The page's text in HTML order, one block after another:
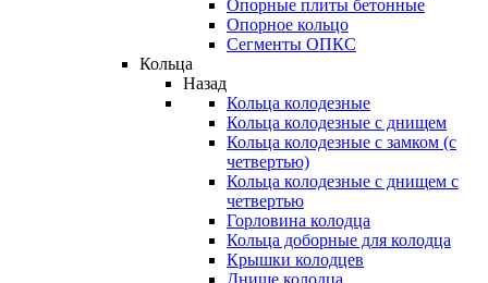
Опорные плиты бетонные
Опорное кольцо
Сегменты ОПКС
Кольца
Назад
Кольца колодезные
Кольца колодезные с днищем
Кольца колодезные с замком (с
четвертью)
Кольца колодезные с днищем с
четвертью
Горловина колодца
Кольца доборные для колодца
Крышки колодцев